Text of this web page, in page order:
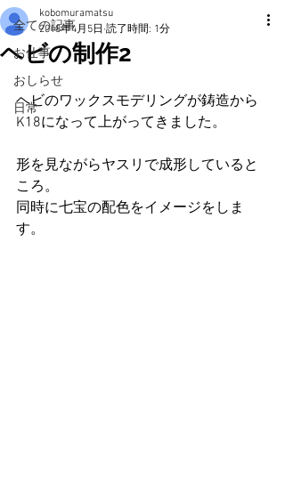
全ての記事
お仕事
おしらせ
日常
ヘビの制作2
kobomuramatsu
2018年4月5日 読了時間: 1分
ヘビのワックスモデリングが鋳造から
K18になって上がってきました。
形を見ながらヤスリで成形していると
ころ。
同時に七宝の配色をイメージをしま
す。